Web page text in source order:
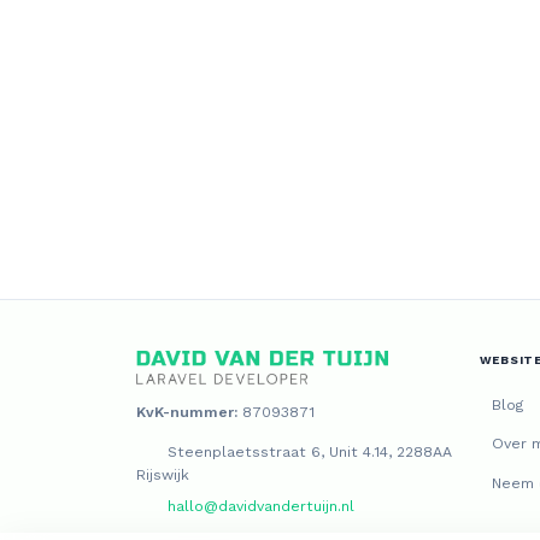
KvK-nummer:87093871
Steenplaetsstraat 6, Unit 4.14, 2288AA
Rijswijk
hallo@davidvandertuijn.nl
WEBSITE
Blog
Over